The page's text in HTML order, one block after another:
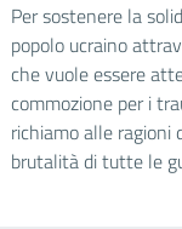
Per sostenere la
popolo ucraino
che vuole essere
commozione per i
richiamo alle ragioni
brutalità di tutte le